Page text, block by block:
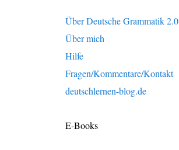
Über Deutsche Grammatik 2.0
Über mich
Hilfe
Fragen/Kommentare/Kontakt
deutschlernen-blog.de
E-Books